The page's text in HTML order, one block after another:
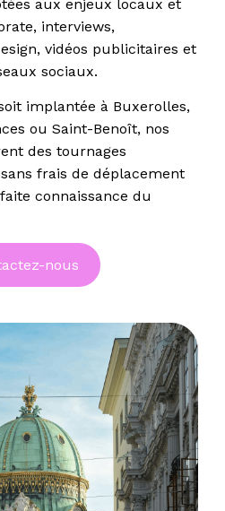
aux enjeux locaux et
interviews,
vidéos publicitaires et
sociaux.
implantée à Buxerolles,
ou Saint-Benoît, nos
des tournages
frais de déplacement
connaissance du
nous